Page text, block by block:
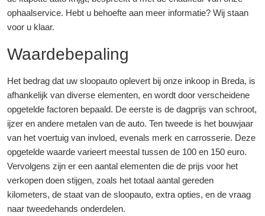
ophaalservice. Hebt u behoefte aan meer informatie? Wij staan
voor u klaar.
Waardebepaling
Het bedrag dat uw sloopauto oplevert bij onze inkoop in Breda, is
afhankelijk van diverse elementen, en wordt door verscheidene
opgetelde factoren bepaald. De eerste is de dagprijs van schroot,
ijzer en andere metalen van de auto. Ten tweede is het bouwjaar
van het voertuig van invloed, evenals merk en carrosserie. Deze
opgetelde waarde varieert meestal tussen de 100 en 150 euro.
Vervolgens zijn er een aantal elementen die de prijs voor het
verkopen doen stijgen, zoals het totaal aantal gereden
kilometers, de staat van de sloopauto, extra opties, en de vraag
naar tweedehands onderdelen.